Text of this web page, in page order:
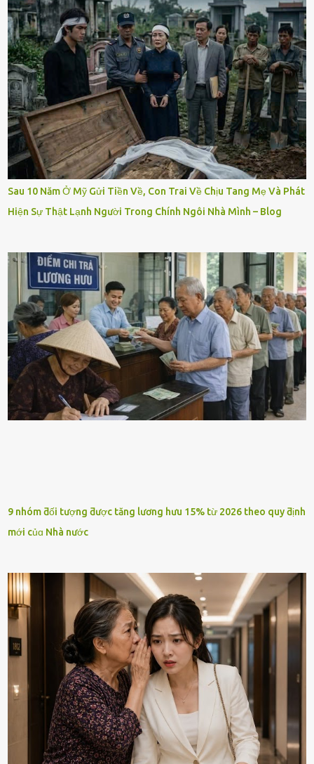
Sau 10 Năm Ở Mỹ Gửi Tiền Về, Con Trai Về Chịu Tang Mẹ Và Phát
Hiện Sự Thật Lạnh Người Trong Chính Ngôi Nhà Mình – Blog
9 nhóm ƌối tượng ƌược tăng lương hưu 15% từ 2026 theo quy ƌịnh
mới củɑ Nhà nước